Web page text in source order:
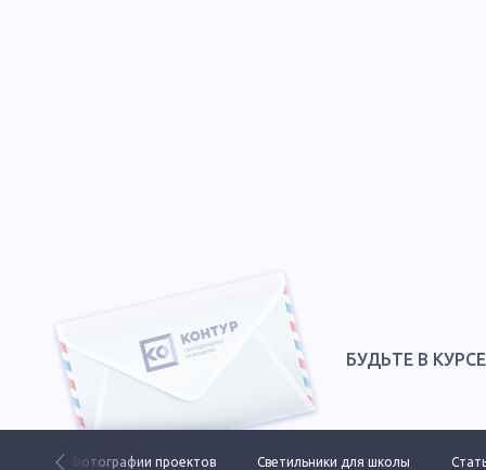
БУДЬТЕ В
Фотографии проектов Светильники для школы